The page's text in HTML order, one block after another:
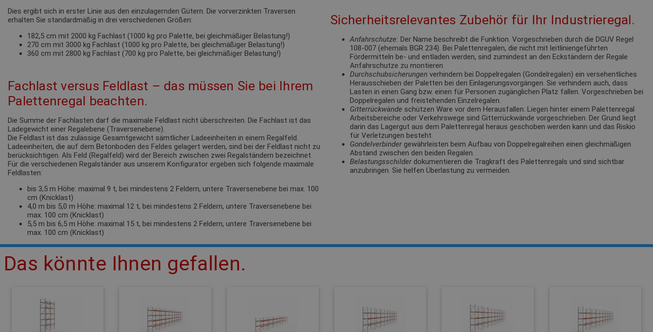
Dies ergibt sich in erster Linie aus den einzulagernden Gütern. Die vorverzinkten Traversen
erhalten Sie standardmäßig in drei verschiedenen Größen:
182,5 cm mit 2000 kg Fachlast (1000 kg pro Palette, bei gleichmäßiger Belastung!)
270 cm mit 3000 kg Fachlast (1000 kg pro Palette, bei gleichmäßiger Belastung!)
360 cm mit 2800 kg Fachlast (700 kg pro Palette, bei gleichmäßiger Belastung!)
Fachlast versus Feldlast – das müssen Sie bei Ihrem
Palettenregal beachten.
Die Summe der Fachlasten darf die maximale Feldlast nicht überschreiten. Die Fachlast ist das
Ladegewicht einer Regalebene (Traversenebene).
Die Feldlast ist das zulässige Gesamtgewicht sämtlicher Ladeeinheiten in einem Regalfeld.
Ladeeinheiten, die auf dem Betonboden des Feldes gelagert werden, sind bei der Feldlast nicht zu
berücksichtigen. Als Feld (Regalfeld) wird der Bereich zwischen zwei Regalständern bezeichnet.
Für die verschiedenen Regalständer aus unserem Konfigurator ergeben sich folgende maximale
Feldlasten:
bis 3,5 m Höhe: maximal 9 t, bei mindestens 2 Feldern, untere Traversenebene bei max. 100
cm (Knicklast)
4,0 m bis 5,0 m Höhe: maximal 12 t, bei mindestens 2 Feldern, untere Traversenebene bei
max. 100 cm (Knicklast)
5,5 m bis 6,5 m Höhe: maximal 15 t, bei mindestens 2 Feldern, untere Traversenebene bei
max. 100 cm (Knicklast)
Sicherheitsrelevantes Zubehör für Ihr Industrieregal.
Anfahrschutze: Der Name beschreibt die Funktion. Vorgeschrieben durch die DGUV Regel
108-007 (ehemals BGR 234). Bei Palettenregalen, die nicht mit leitliniengeführten
Fördermitteln be- und entladen werden, sind zumindest an den Eckständern der Regale
Anfahrschutze zu montieren
Durchschubsicherungen verhindern bei Doppelregalen (Gondelregalen) ein versehentliches
Herausschieben der Paletten bei den Einlagerungsvorgängen. Sie verhindern auch, dass
Lasten in einen Gang bzw. einen für Personen zugänglichen Platz fallen. Vorgeschrieben bei
Doppelregalen und freistehenden Einzelregalen.
Gitterrückwände schützen Ware vor dem Herausfallen. Liegen hinter einem Palettenregal
Arbeitsbereiche oder Verkehrswege sind Gitterrückwände vorgeschrieben. Der Grund liegt
darin das Lagergut aus dem Palettenregal heraus geschoben werden kann und das Riskio
für Verletzungen besteht.
Gondelverbindergewährleisten beim Aufbau von Doppelregalreihen einen gleichmäßigen
Abstand zwischen den beiden Regalen.
Belastungsschilderdokumentieren die Tragkraft des Palettenregals und sind sichtbar
anzubringen. Sie helfen Überlastung zu vermeiden.
Das könnte Ihnen gefallen.